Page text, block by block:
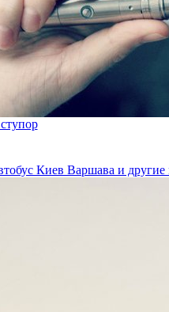
Киев Варшава и